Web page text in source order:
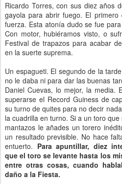
Ricardo Torres, con sus diez años
gayola para abrir fuego. El
fuerza. Esta atonía dudo se fue
Con motor, hubiéramos visto, o
Festival de trapazos para acabar
en la suerte suprema.
Un espagueti. El segundo de la
no le daba ni para dar las buenas
Daniel Cuevas, lo mejor, la media.
superarse el Record Guiness de
su turno de quites para no decir
la cuadrilla en turno. Si a un toro
mantazos le añades un torero
un resultado previsible. No hace
entuerto. Para apuntillar, diez
que el toro se levante hasta los
entre otras cosas, cuando
daño a la Fiesta.